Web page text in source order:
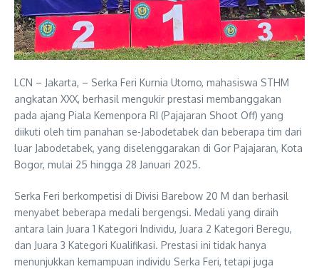
LCN – Jakarta, – Serka Feri Kurnia Utomo, mahasiswa STHM
angkatan XXX, berhasil mengukir prestasi membanggakan
pada ajang Piala Kemenpora RI (Pajajaran Shoot Off) yang
diikuti oleh tim panahan se-Jabodetabek dan beberapa tim dari
luar Jabodetabek, yang diselenggarakan di Gor Pajajaran, Kota
Bogor, mulai 25 hingga 28 Januari 2025.
Serka Feri berkompetisi di Divisi Barebow 20 M dan berhasil
menyabet beberapa medali bergengsi. Medali yang diraih
antara lain Juara 1 Kategori Individu, Juara 2 Kategori Beregu,
dan Juara 3 Kategori Kualifikasi. Prestasi ini tidak hanya
menunjukkan kemampuan individu Serka Feri, tetapi juga